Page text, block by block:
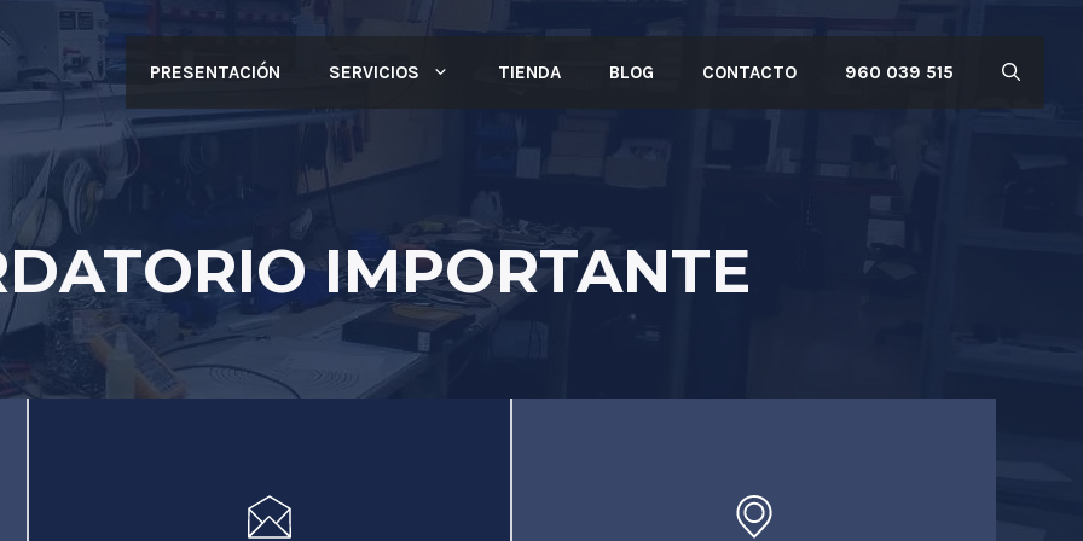
PRESENTACIÓN SERVICIOS TIENDA BLOG CONTACTO 960 039 515
IMPORTANTE